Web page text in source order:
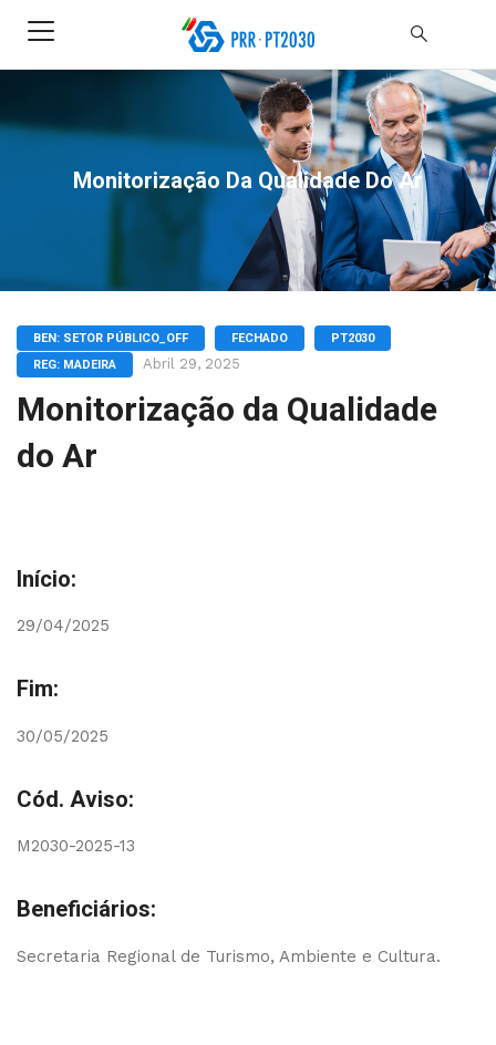
Monitorização Da Qualidade Do Ar
BEN: SETOR PÚBLICO_OFF FECHADO
PT2030
REG: MADEIRA
Abril 29, 2025
Monitorização da Qualidade
do Ar
Início:
29/04/2025
Fim:
30/05/2025
Cód. Aviso:
M2030-2025-13
Beneficiários:
Secretaria Regional de Turismo, Ambiente e Cultura.